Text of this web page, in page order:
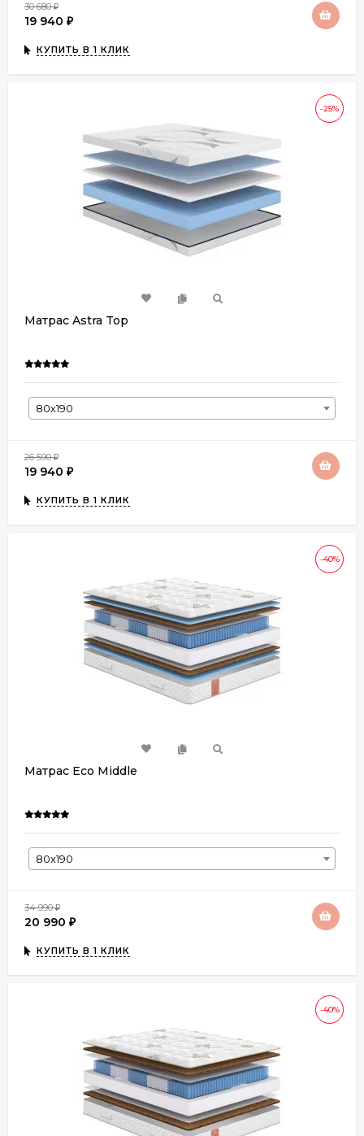
30 680₽
19 940 ₽
КУПИТЬ В 1 КЛИК
-25%
Матрас Astra Top
80х190
26 590₽
19 940 ₽
КУПИТЬ В 1 КЛИК
-40%
Матрас Eco Middle
80х190
34 990₽
20 990 ₽
КУПИТЬ В 1 КЛИК
-40%